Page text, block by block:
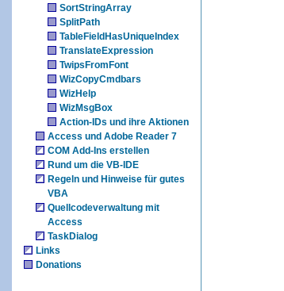
SortStringArray
SplitPath
TableFieldHasUniqueIndex
TranslateExpression
TwipsFromFont
WizCopyCmdbars
WizHelp
WizMsgBox
Action-IDs und ihre Aktionen
Access und Adobe Reader 7
COM Add-Ins erstellen
Rund um die VB-IDE
Regeln und Hinweise für gutes
VBA
Quellcodeverwaltung mit
Access
TaskDialog
Links
Donations